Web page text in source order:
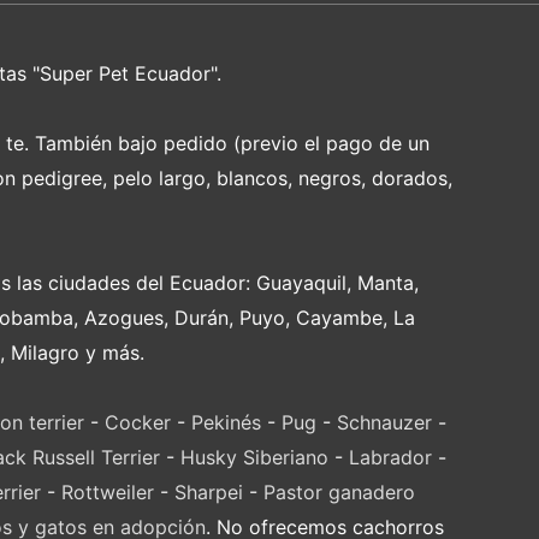
"Super Pet Ecuador".
También bajo pedido (previo el pago de un
pedigree, pelo largo, blancos, negros, dorados,
ciudades del Ecuador: Guayaquil, Manta,
Azogues, Durán, Puyo, Cayambe, La
Milagro y más.
terrier - Cocker - Pekinés - Pug - Schnauzer -
Russell Terrier- Husky Siberiano - Labrador-
- Rottweiler- Sharpei - Pastor ganadero
y gatos en adopción. No ofrecemos cachorros